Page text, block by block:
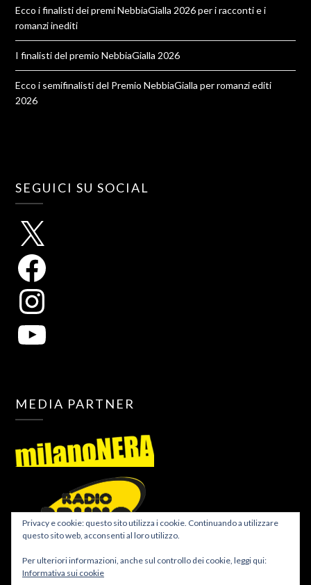
Ecco i finalisti dei premi NebbiaGialla 2026 per i racconti e i
romanzi inediti
I finalisti del premio NebbiaGialla 2026
Ecco i semifinalisti del Premio NebbiaGialla per romanzi editi
2026
SEGUICI SU SOCIAL
MEDIA PARTNER
Privacy e cookie: questo sito utilizza i cookie. Continuando a utilizzare
questo sito web, acconsenti al loro utilizzo.
Per ulteriori informazioni, anche sul controllo dei cookie, leggi qui:
Informativa sui cookie